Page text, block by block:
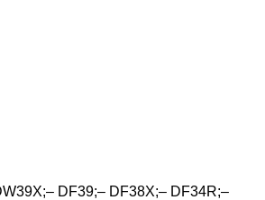
DF39;– DF38X;– DF34R;–